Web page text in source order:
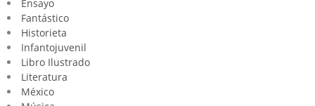
Ensayo
Fantástico
Historieta
Infantojuvenil
Libro Ilustrado
Literatura
México